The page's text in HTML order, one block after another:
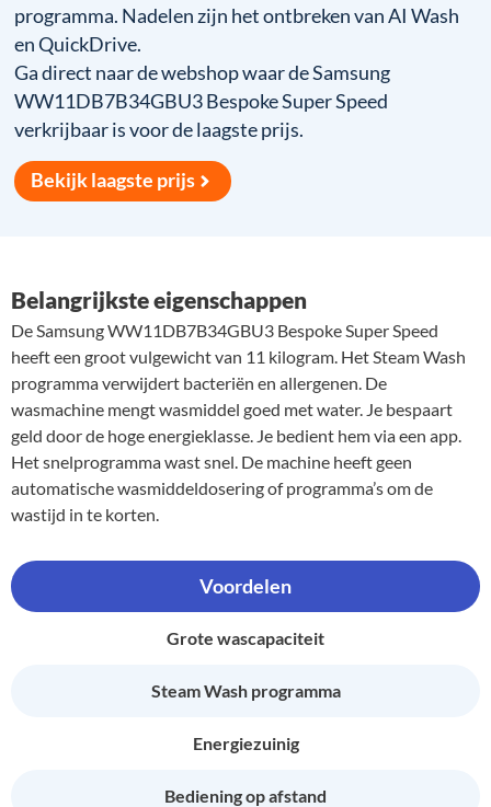
programma. Nadelen zijn het ontbreken van AI Wash
en QuickDrive.
Ga direct naar de webshop waar de Samsung
WW11DB7B34GBU3 Bespoke Super Speed
verkrijbaar is voor de laagste prijs.
Bekijk laagste prijs
Belangrijkste eigenschappen
De Samsung WW11DB7B34GBU3 Bespoke Super Speed
heeft een groot vulgewicht van 11 kilogram. Het Steam Wash
programma verwijdert bacteriën en allergenen. De
wasmachine mengt wasmiddel goed met water. Je bespaart
geld door de hoge energieklasse. Je bedient hem via een app.
Het snelprogramma wast snel. De machine heeft geen
automatische wasmiddeldosering of programma’s om de
wastijd in te korten.
Voordelen
Grote wascapaciteit
Steam Wash programma
Energiezuinig
Bediening op afstand